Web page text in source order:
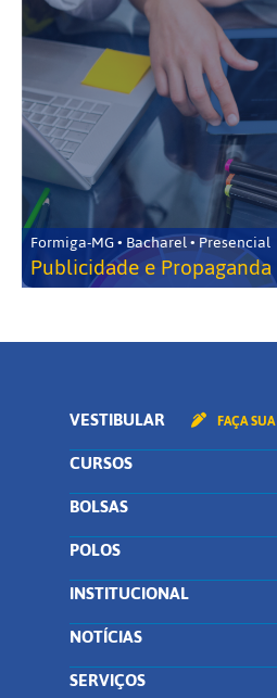
Formiga-MG • Bacharel • Presencial
Publicidade e Propaganda
VESTIBULAR FAÇA
CURSOS
BOLSAS
POLOS
INSTITUCIONAL
NOTÍCIAS
SERVIÇOS